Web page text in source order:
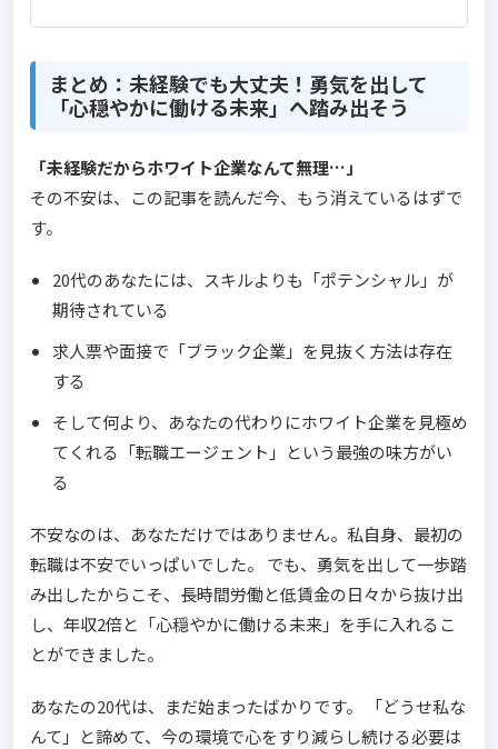
まとめ：未経験でも大丈夫！勇気を出して
「心穏やかに働ける未来」へ踏み出そう
「未経験だからホワイト企業なんて無理…」
その不安は、この記事を読んだ今、もう消えているはずで
す。
20代のあなたには、スキルよりも「ポテンシャル」が
期待されている
求人票や面接で「ブラック企業」を見抜く方法は存在
する
そして何より、あなたの代わりにホワイト企業を見極め
てくれる「転職エージェント」という最強の味方がい
る
不安なのは、あなただけではありません。私自身、最初の
転職は不安でいっぱいでした。 でも、勇気を出して一歩踏
み出したからこそ、長時間労働と低賃金の日々から抜け出
し、年収2倍と「心穏やかに働ける未来」を手に入れるこ
とができました。
あなたの20代は、まだ始まったばかりです。 「どうせ私な
んて」と諦めて、今の環境で心をすり減らし続ける必要は